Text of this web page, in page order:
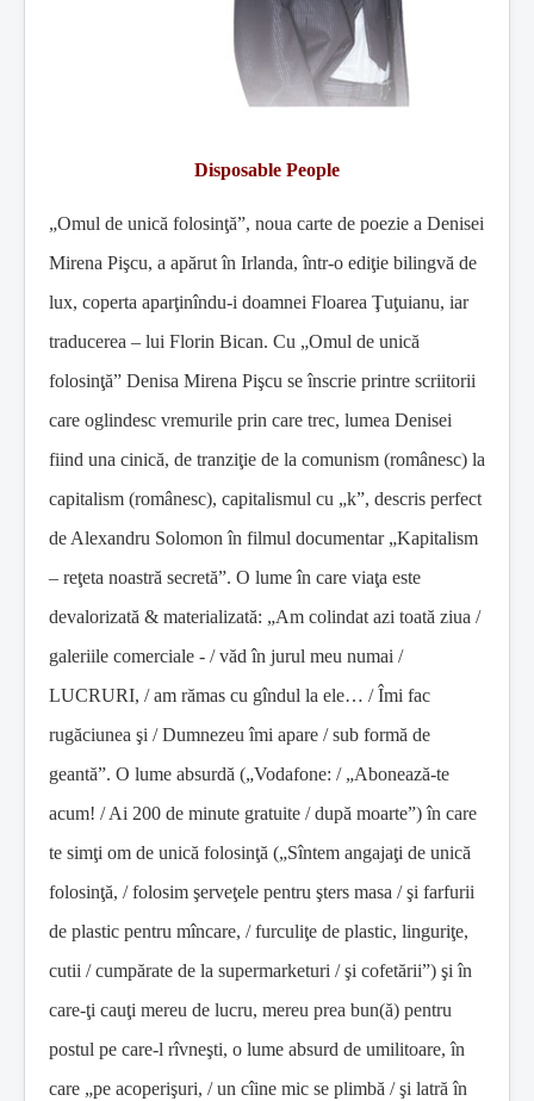
Disposable People
„Omul de unică folosinţă”, noua carte de poezie a Denisei
Mirena Pişcu, a apărut în Irlanda, într-o ediţie bilingvă de
lux, coperta aparţinîndu-i doamnei Floarea Ţuţuianu, iar
traducerea – lui Florin Bican. Cu „Omul de unică
folosinţă” Denisa Mirena Pişcu se înscrie printre scriitorii
care oglindesc vremurile prin care trec, lumea Denisei
fiind una cinică, de tranziţie de la comunism (românesc) la
capitalism (românesc), capitalismul cu „k”, descris perfect
de Alexandru Solomon în filmul documentar „Kapitalism
– reţeta noastră secretă”. O lume în care viaţa este
devalorizată & materializată: „Am colindat azi toată ziua /
galeriile comerciale - / văd în jurul meu numai /
LUCRURI, / am rămas cu gîndul la ele… / Îmi fac
rugăciunea şi / Dumnezeu îmi apare / sub formă de
geantă”. O lume absurdă („Vodafone: / „Abonează-te
acum! / Ai 200 de minute gratuite / după moarte”) în care
te simţi om de unică folosinţă („Sîntem angajaţi de unică
folosinţă, / folosim şerveţele pentru şters masa / şi farfurii
de plastic pentru mîncare, / furculiţe de plastic, linguriţe,
cutii / cumpărate de la supermarketuri / şi cofetării”) şi în
care-ţi cauţi mereu de lucru, mereu prea bun(ă) pentru
postul pe care-l rîvneşti, o lume absurd de umilitoare, în
care „pe acoperişuri, / un cîine mic se plimbă / şi latră în